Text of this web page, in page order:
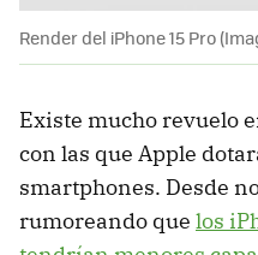
Render del iPhone 15 Pro
Existe mucho revuelo
con las que Apple
smartphones. Desde
rumoreando que los